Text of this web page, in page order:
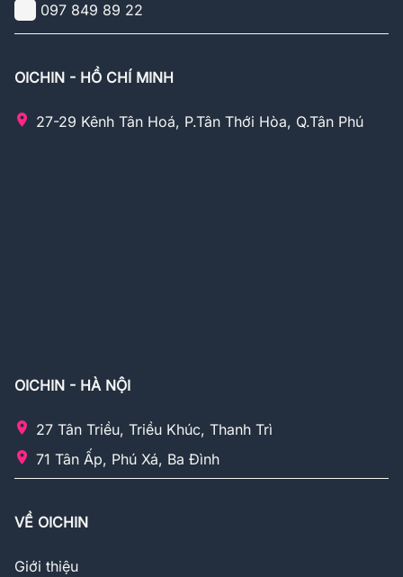
097 849 89 22
OICHIN - HỒ CHÍ MINH
27-29 Kênh Tân Hoá, P.Tân Thới Hòa, Q.Tân Phú
OICHIN - HÀ NỘI
27 Tân Triều, Triều Khúc, Thanh Trì
71 Tân Ấp, Phú Xá, Ba Đình
VỀ OICHIN
Giới thiệu